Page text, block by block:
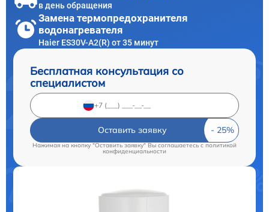
в день обращения
Замена термопредохранителя
водонагревателя
Haier ES30V-A2(R) от 35 минут
Бесплатная консультация со
специалистом
Оставить заявку
Нажимая на кнопку "Оставить заявку" Вы соглашаетесь cполитикой
конфиденциальности